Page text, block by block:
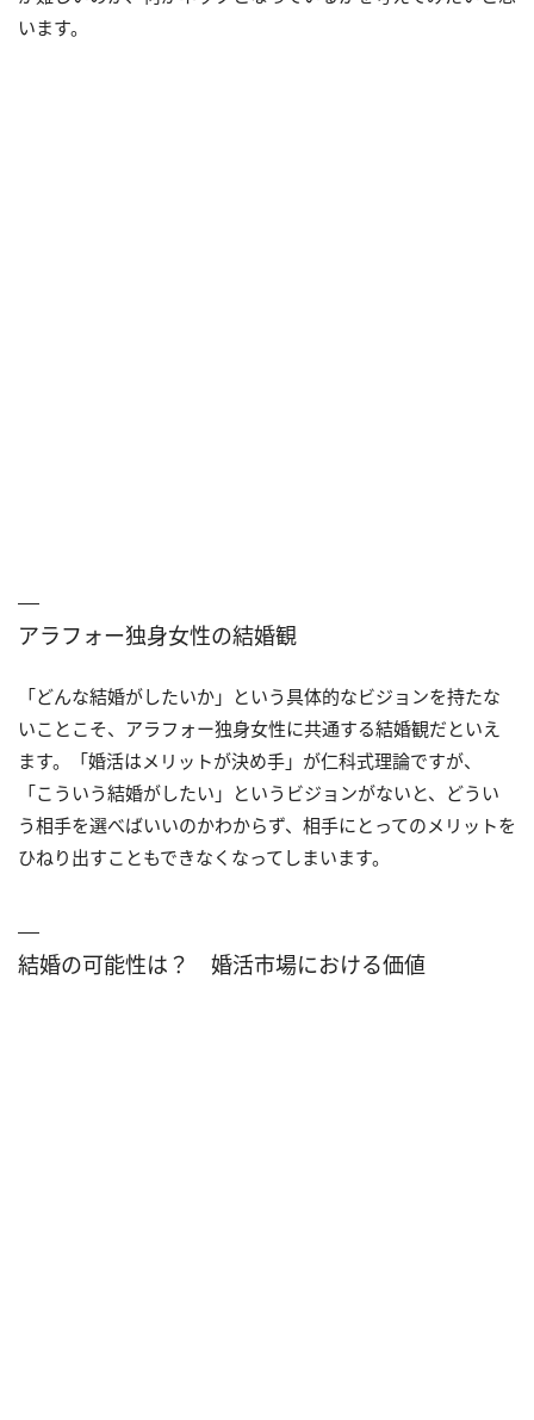
います。
アラフォー独身女性の結婚観
「どんな結婚がしたいか」という具体的なビジョンを持たな
いことこそ、アラフォー独身女性に共通する結婚観だといえ
ます。「婚活はメリットが決め手」が仁科式理論ですが、
「こういう結婚がしたい」というビジョンがないと、どうい
う相手を選べばいいのかわからず、相手にとってのメリットを
ひねり出すこともできなくなってしまいます。
結婚の可能性は？ 婚活市場における価値